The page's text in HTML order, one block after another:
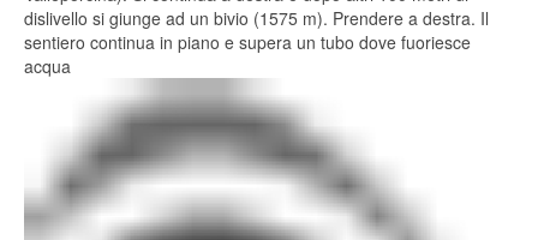
dislivello si giunge ad un bivio (1575 m). Prendere a destra. Il
sentiero continua in piano e supera un tubo dove fuoriesce
acqua